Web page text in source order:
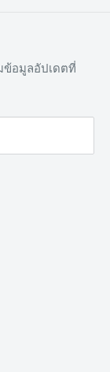
ข้อมูลอัปเดตที่